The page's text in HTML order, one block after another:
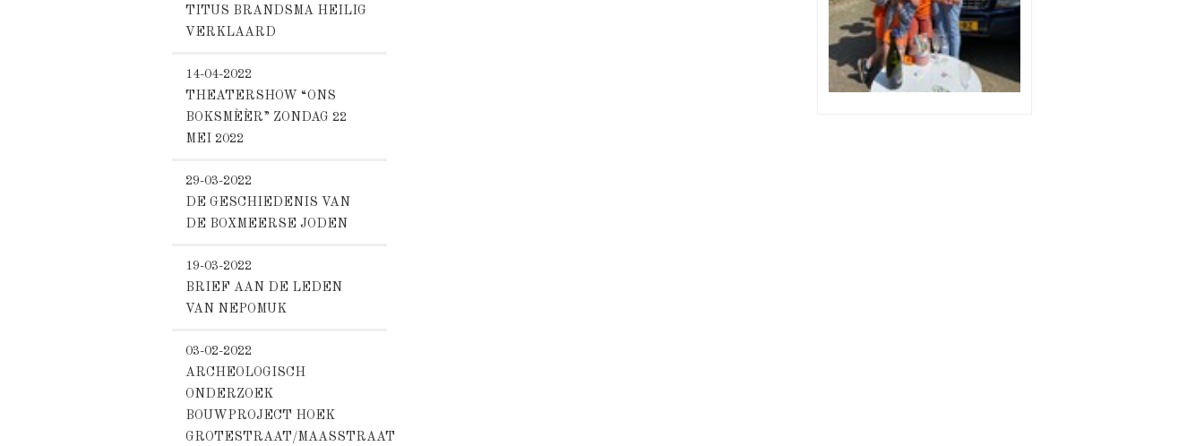
TITUS BRANDSMA HEILIG
VERKLAARD
14-04-2022
THEATERSHOW “ONS
BOKSMÈÈR” ZONDAG 22
MEI 2022
29-03-2022
DE GESCHIEDENIS VAN
DE BOXMEERSE JODEN
19-03-2022
BRIEF AAN DE LEDEN
VAN NEPOMUK
03-02-2022
ARCHEOLOGISCH
ONDERZOEK
BOUWPROJECT HOEK
GROTESTRAAT/MAASSTRAAT